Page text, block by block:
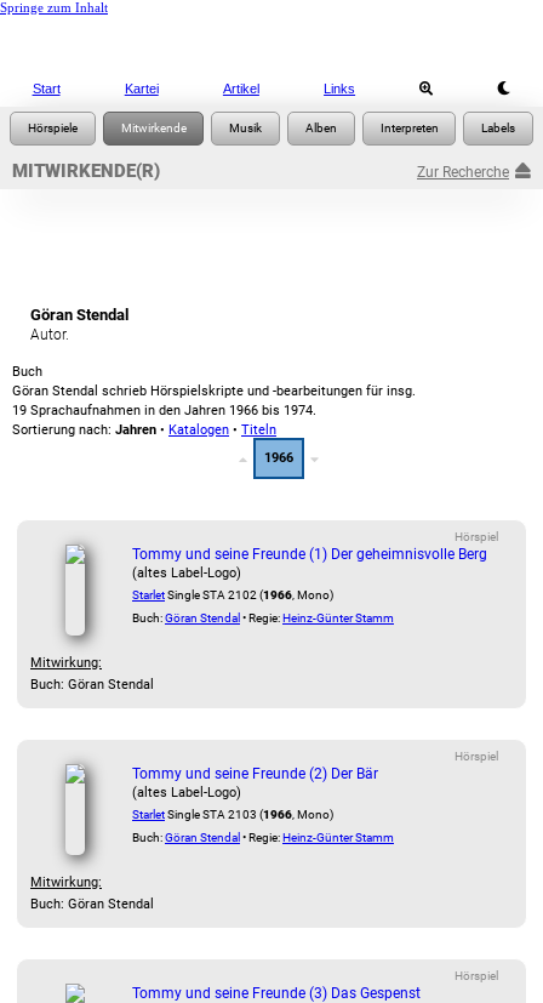
Springe zum Inhalt
Start Kartei Artikel Links
MITWIRKENDE(R) Zur Recherche
Göran Stendal
Autor.
Buch
Göran Stendal schrieb Hörspielskripte und -bearbeitungen für insg.
19 Sprachaufnahmen in den Jahren 1966 bis 1974.
Sortierung nach: Jahren • Katalogen • Titeln
1966
Hörspiel
Tommy und seine Freunde (1) Der geheimnisvolle Berg
(altes Label-Logo)
StarletSingle STA 2102 (1966 , Mono)
Buch:Göran Stendal • Regie:Heinz-Günter Stamm
Mitwirkung:
Buch: Göran Stendal
Hörspiel
Tommy und seine Freunde (2) Der Bär
(altes Label-Logo)
StarletSingle STA 2103 (1966 , Mono)
Buch:Göran Stendal • Regie:Heinz-Günter Stamm
Mitwirkung:
Buch: Göran Stendal
Hörspiel
Tommy und seine Freunde (3) Das Gespenst